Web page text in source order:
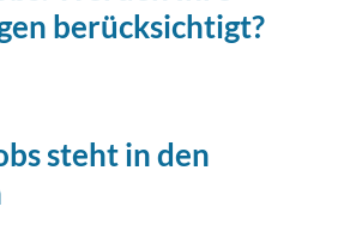
berücksichtigt?
steht in den